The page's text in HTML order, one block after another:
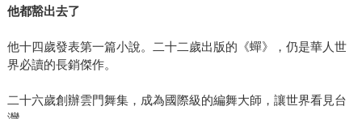
他都豁出去了
他十四歲發表第一篇小說。二十二歲出版的《蟬》，仍是華人世
界必讀的長銷傑作。
二十六歲創辦雲門舞集，成為國際級的編舞大師，讓世界看見台